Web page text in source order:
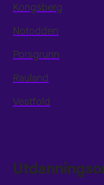
Kongsberg
Notodden
Porsgrunn
Rauland
Vestfold